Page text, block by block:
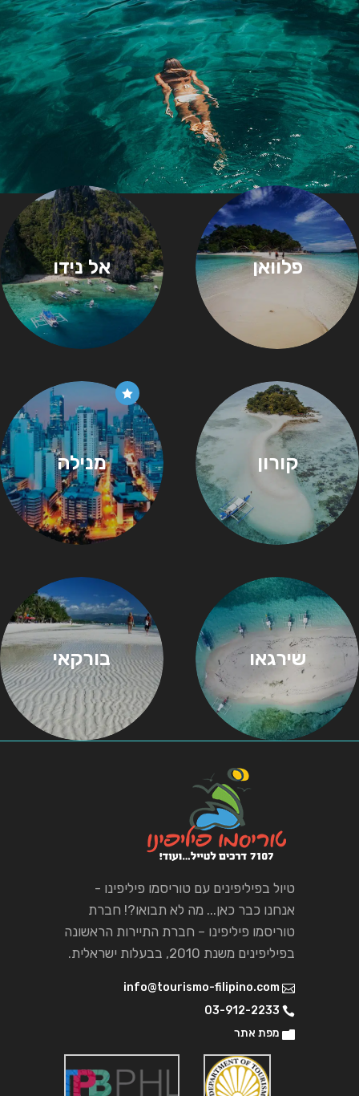
פלוואן אל נידו
קורון מנילה
שירגאו בורקאי
טיול בפיליפינים עם טוריסמו פיליפינו -
אנחנו כבר כאן... מה לא תבואו?! חברת
טוריסמו פיליפינו – חברת התיירות הראשונה
בפיליפינים משנת 2010, בבעלות ישראלית.
info@tourismo-filipino.com
03-912-2233
מפת אתר